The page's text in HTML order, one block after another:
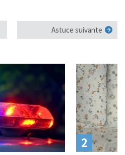
Astuce suivante
2